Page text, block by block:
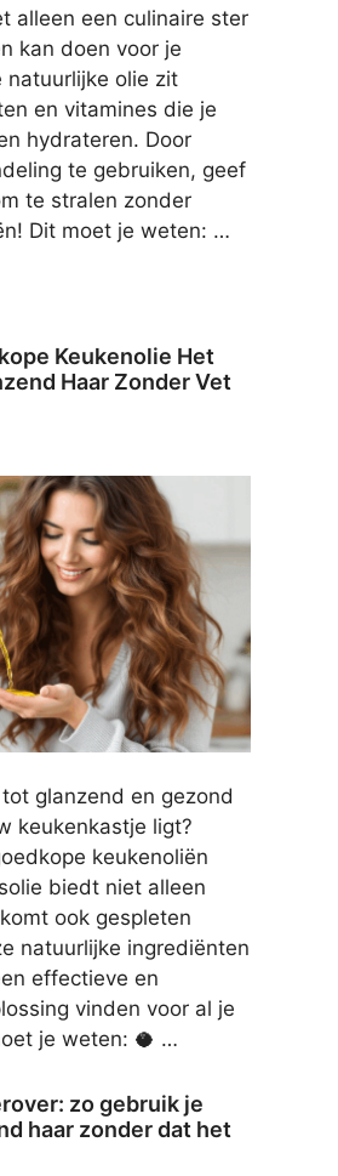
alleen een culinaire ster
kan doen voor je
natuurlijke olie zit
en vitamines die je
hydrateren. Door
te gebruiken, geef
te stralen zonder
Dit moet je weten: …
Keukenolie Het
Haar Zonder Vet
glanzend en gezond
keukenkastje ligt?
keukenoliën
biedt niet alleen
ook gespleten
natuurlijke ingrediënten
effectieve en
vinden voor al je
je weten: 🥥 …
zo gebruik je
haar zonder dat het